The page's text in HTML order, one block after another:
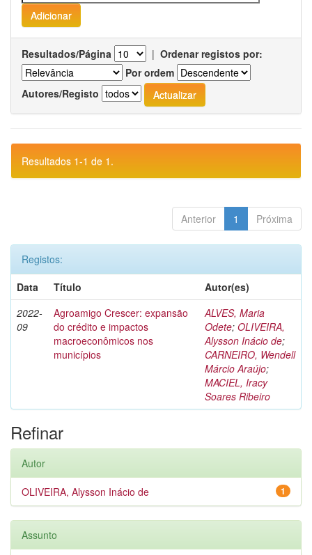
Resultados/Página | Ordenar registos por:
Por ordem
Autores/Registo
Resultados 1-1 de 1.
Anterior 1 Próxima
Registos:
Data
Título
Autor(es)
2022-
09
Agroamigo Crescer: expansão
do crédito e impactos
macroeconômicos nos
municípios
ALVES, Maria
Odete; OLIVEIRA,
Alysson Inácio de;
CARNEIRO, Wendell
Márcio Araújo;
MACIEL, Iracy
Soares Ribeiro
Refinar
Autor
1
OLIVEIRA, Alysson Inácio de
Assunto